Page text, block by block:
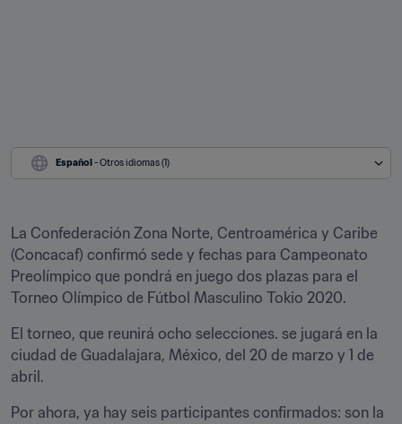
Español - Otros idiomas (1)
La Confederación Zona Norte, Centroamérica y Caribe
(Concacaf) confirmó sede y fechas para Campeonato
Preolímpico que pondrá en juego dos plazas para el
Torneo Olímpico de Fútbol Masculino Tokio 2020.
El torneo, que reunirá ocho selecciones. se jugará en la
ciudad de Guadalajara, México, del 20 de marzo y 1 de
abril.
Por ahora, ya hay seis participantes confirmados: son la